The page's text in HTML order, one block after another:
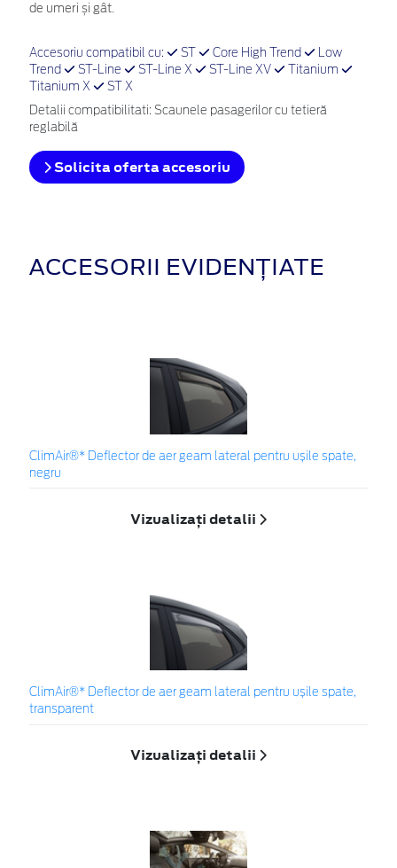
de umeri și gât.
Accesoriu compatibil cu: ST Core High Trend
Low
Trend
ST-Line ST-Line X ST-Line XV
Titanium
Titanium X
ST X
Detalii compatibilitati: Scaunele pasagerilor cu tetieră
reglabilă
Solicita oferta accesoriu
ACCESORII EVIDENȚIATE
ClimAir®* Deflector de aer geam lateral pentru ușile spate,
negru
Vizualizați detalii
ClimAir®* Deflector de aer geam lateral pentru ușile spate,
transparent
Vizualizați detalii